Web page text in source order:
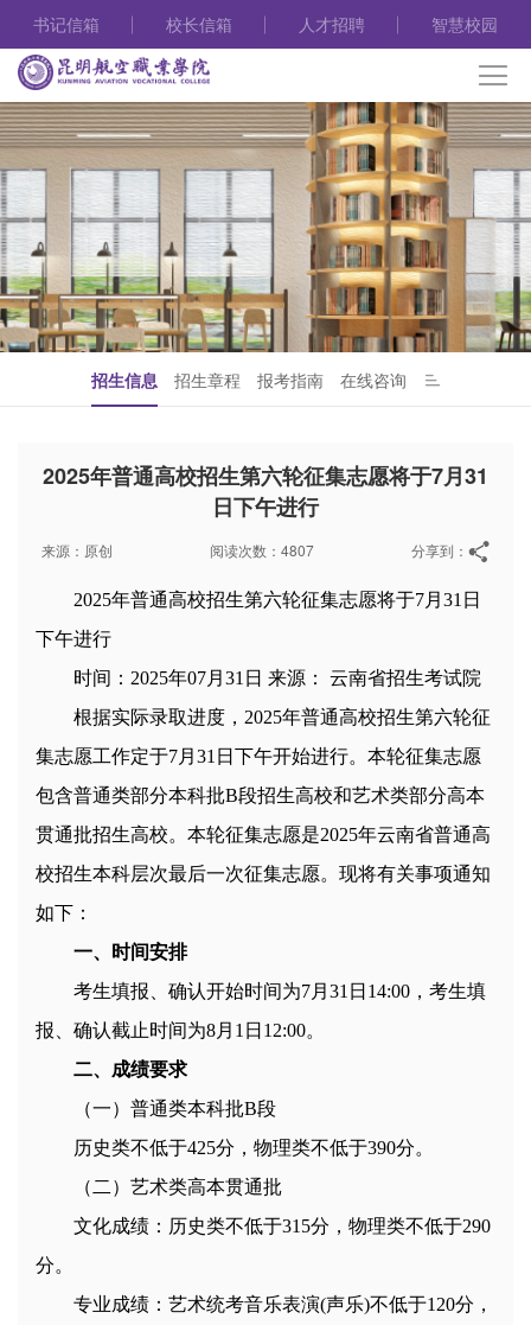
书记信箱 校长信箱 人才招聘 智慧校园
招生信息 招生章程 报考指南 在线咨询
2025年普通高校招生第六轮征集志愿将于7月31
日下午进行
来源：原创 阅读次数：4807 分享到：
2025年普通高校招生第六轮征集志愿将于7月31日
下午进行
时间：2025年07月31日 来源： 云南省招生考试院
根据实际录取进度，2025年普通高校招生第六轮征
集志愿工作定于7月31日下午开始进行。本轮征集志愿
包含普通类部分本科批B段招生高校和艺术类部分高本
贯通批招生高校。本轮征集志愿是2025年云南省普通高
校招生本科层次最后一次征集志愿。现将有关事项通知
如下：
一、时间安排
考生填报、确认开始时间为7月31日14:00，考生填
报、确认截止时间为8月1日12:00。
二、成绩要求
（一）普通类本科批B段
历史类不低于425分，物理类不低于390分。
（二）艺术类高本贯通批
文化成绩：历史类不低于315分，物理类不低于290
分。
专业成绩：艺术统考音乐表演(声乐)不低于120分，